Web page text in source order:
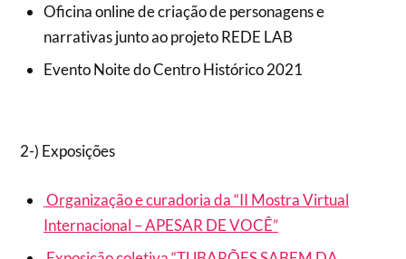
Oficina online de criação de personagens e
narrativas junto ao projeto REDE LAB
Evento Noite do Centro Histórico 2021
2-) Exposições
Organização e curadoria da “II Mostra Virtual
Internacional – APESAR DE VOCÊ”